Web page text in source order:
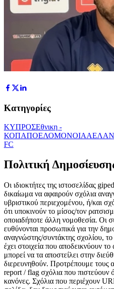
Κατηγορίες
ΚΥΠΡΟΣΕθνικη -
ΚΟΠΑΠΟΕΛΟΜΟΝΟΙΑΑΕΛ
FC
Πολιτική
Οι ιδιοκτήτες της ιστοσελίδας
δικαίωμα να αφαιρούν σχόλια
υβριστικού περιεχομένου, ή/και
ότι υποκινούν το μίσος/τον
οποιαδήποτε άλλη νομοθεσία. Οι
ευθύνονται προσωπικά για την
αναγνώστης/συντάκτης σχολίου, το
έχει στοιχεία που αποδεικνύουν
μπορεί να τα αποστείλει στην
διερευνηθούν. Προτρέπουμε τους
report / flag σχόλια που πιστεύουν
κανόνες. Σχόλια που περιέχουν